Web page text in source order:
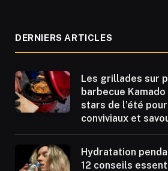
DERNIERS ARTICLES
Les grillades sur
barbecue
stars de l’été
conviviaux et
Hydratation
12 conseils